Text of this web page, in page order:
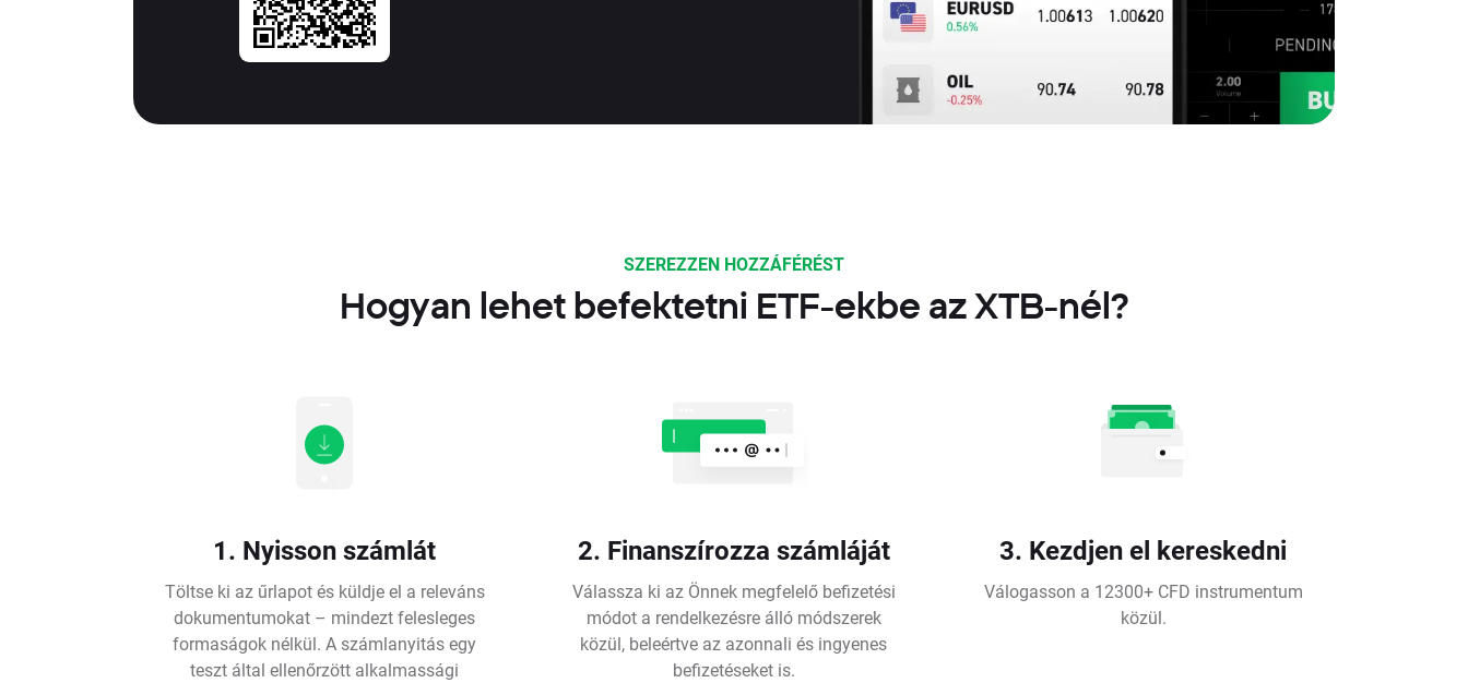
SZEREZZEN HOZZÁFÉRÉST
Hogyan lehet befektetni ETF-ekbe az XTB-nél?
1. Nyisson számlát
Töltse ki az űrlapot és küldje el a releváns
dokumentumokat – mindezt felesleges
formaságok nélkül. A számlanyitás egy
teszt által ellenőrzött alkalmassági
2. Finanszírozza számláját
Válassza ki az Önnek megfelelő befizetési
módot a rendelkezésre álló módszerek
közül, beleértve az azonnali és ingyenes
befizetéseket is.
3. Kezdjen el kereskedni
Válogasson a 12300+ CFD instrumentum
közül.